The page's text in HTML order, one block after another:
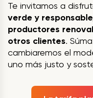
Te invitamos a
verde y
productores
otros clientes.
cambiaremos el
uno más justo y